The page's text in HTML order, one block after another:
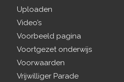
Uploaden
Video’s
Voorbeeld pagina
Voortgezet onderwijs
Voorwaarden
Vrijwilliger Parade